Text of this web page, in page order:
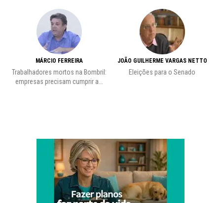
MÁRCIO FERREIRA
Trabalhadores mortos na Bombril:
empresas precisam cumprir a...
JOÃO GUILHERME VARGAS NETTO
Eleições para o Senado